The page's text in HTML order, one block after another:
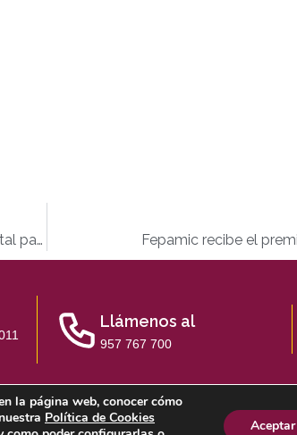
Aspaym Córdoba imparte un taller sobre el uso del Certificado Digital para personas con discapacidad Fepamic recibe el
Llámenos al
957 767 700
Política de CookiesSistema Interno de Información
la página web, conocer cómo
Política de Cookies